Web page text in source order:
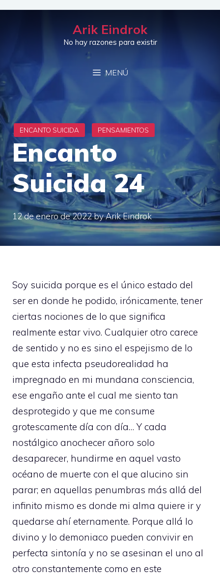
Saltar
Arik Eindrok
No hay razones para existir
MENÚ
Encanto
Suicida 24
12 de enero de 2022byArik Eindrok
Soy suicida porque es el único estado del
ser en donde he podido, irónicamente, tener
ciertas nociones de lo que significa
realmente estar vivo. Cualquier otro carece
de sentido y no es sino el espejismo de lo
que esta infecta pseudorealidad ha
impregnado en mi mundana consciencia,
ese engaño ante el cual me siento tan
desprotegido y que me consume
grotescamente día con día… Y cada
nostálgico anochecer añoro solo
desaparecer, hundirme en aquel vasto
océano de muerte con el que alucino sin
parar; en aquellas penumbras más allá del
infinito mismo es donde mi alma quiere ir y
quedarse ahí eternamente. Porque allá lo
divino y lo demoniaco pueden convivir en
perfecta sintonía y no se asesinan el uno al
otro constantemente como en este